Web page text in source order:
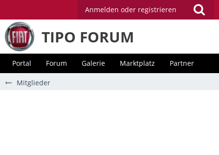
Anmelden oder registrieren
TIPO FORUM
Portal Forum Galerie Marktplatz Partner
Mitglieder